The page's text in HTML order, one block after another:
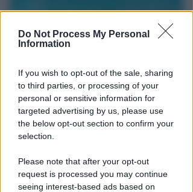
Do Not Process My Personal
Information
If you wish to opt-out of the sale, sharing
to third parties, or processing of your
personal or sensitive information for
targeted advertising by us, please use
the below opt-out section to confirm your
selection.
Please note that after your opt-out
request is processed you may continue
seeing interest-based ads based on
TRAGEDIA SFIORATA SUL TITANO
Rischia di annegare in piscina.
Bimbo di 4 anni in terapia
intensiva a Rimini